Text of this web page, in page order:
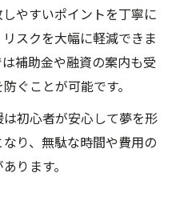
やすいポイントを丁寧に
スクを大幅に軽減できま
補助金や融資の案内も受
ぐことが可能です。
初心者が安心して夢を形
り、無駄な時間や費用の
ります。